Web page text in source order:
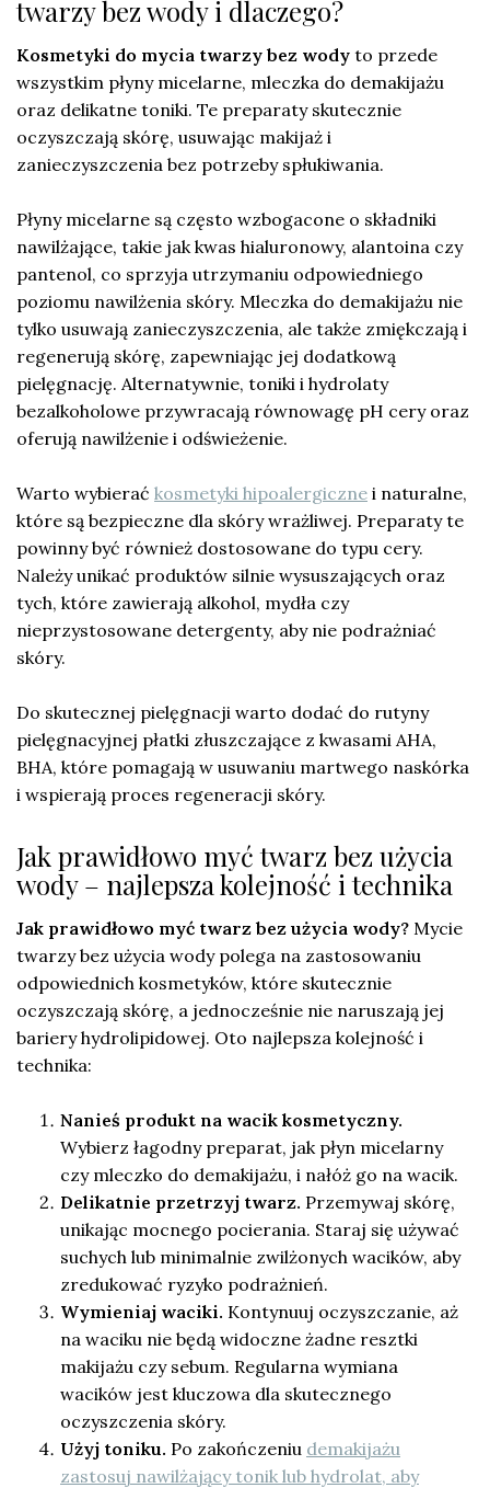
twarzy bez wody i dlaczego?
Kosmetyki do mycia twarzy bez wody to przede
wszystkim płyny micelarne, mleczka do demakijażu
oraz delikatne toniki. Te preparaty skutecznie
oczyszczają skórę, usuwając makijaż i
zanieczyszczenia bez potrzeby spłukiwania.
Płyny micelarne są często wzbogacone o składniki
nawilżające, takie jak kwas hialuronowy, alantoina czy
pantenol, co sprzyja utrzymaniu odpowiedniego
poziomu nawilżenia skóry. Mleczka do demakijażu nie
tylko usuwają zanieczyszczenia, ale także zmiękczają i
regenerują skórę, zapewniając jej dodatkową
pielęgnację. Alternatywnie, toniki i hydrolaty
bezalkoholowe przywracają równowagę pH cery oraz
oferują nawilżenie i odświeżenie.
Warto wybierać kosmetyki hipoalergiczne i naturalne,
które są bezpieczne dla skóry wrażliwej. Preparaty te
powinny być również dostosowane do typu cery.
Należy unikać produktów silnie wysuszających oraz
tych, które zawierają alkohol, mydła czy
nieprzystosowane detergenty, aby nie podrażniać
skóry.
Do skutecznej pielęgnacji warto dodać do rutyny
pielęgnacyjnej płatki złuszczające z kwasami AHA,
BHA, które pomagają w usuwaniu martwego naskórka
i wspierają proces regeneracji skóry.
Jak prawidłowo myć twarz bez użycia
wody – najlepsza kolejność i technika
Jak prawidłowo myć twarz bez użycia wody? Mycie
twarzy bez użycia wody polega na zastosowaniu
odpowiednich kosmetyków, które skutecznie
oczyszczają skórę, a jednocześnie nie naruszają jej
bariery hydrolipidowej. Oto najlepsza kolejność i
technika:
Nanieś produkt na wacik kosmetyczny.
Wybierz łagodny preparat, jak płyn micelarny
czy mleczko do demakijażu, i nałóż go na wacik.
Delikatnie przetrzyj twarz. Przemywaj skórę,
unikając mocnego pocierania. Staraj się używać
suchych lub minimalnie zwilżonych wacików, aby
zredukować ryzyko podrażnień.
Wymieniaj waciki. Kontynuuj oczyszczanie, aż
na waciku nie będą widoczne żadne resztki
makijażu czy sebum. Regularna wymiana
wacików jest kluczowa dla skutecznego
oczyszczenia skóry.
Użyj toniku. Po zakończeniu demakijażu
zastosuj nawilżający tonik lub hydrolat, aby